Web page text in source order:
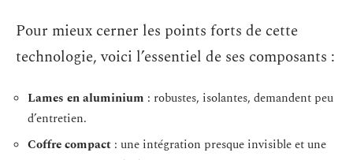
Pour mieux cerner les points forts de cette
technologie, voici l’essentiel de ses composants :
Lames en aluminium : robustes, isolantes, demandent peu
d’entretien.
Coffre compact : une intégration presque invisible et une